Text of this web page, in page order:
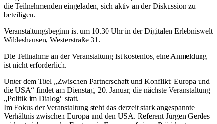
die Teilnehmenden eingeladen, sich aktiv an der Diskussion zu
beteiligen.
Veranstaltungsbeginn ist um 10.30 Uhr in der Digitalen Erlebniswelt
Wildeshausen, Westerstraße 31.
Die Teilnahme an der Veranstaltung ist kostenlos, eine Anmeldung
ist nicht erforderlich.
Unter dem Titel „Zwischen Partnerschaft und Konflikt: Europa und
die USA“ findet am Dienstag, 20. Januar, die nächste Veranstaltung
„Politik im Dialog“ statt.
Im Fokus der Veranstaltung steht das derzeit stark angespannte
Verhältnis zwischen Europa und den USA. Referent Jürgen Gerdes